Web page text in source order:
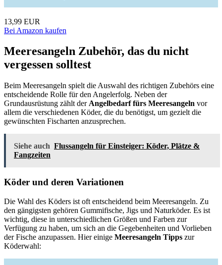
13,99 EUR
Bei Amazon kaufen
Meeresangeln Zubehör, das du nicht
vergessen solltest
Beim Meeresangeln spielt die Auswahl des richtigen Zubehörs eine
entscheidende Rolle für den Angelerfolg. Neben der
Grundausrüstung zählt der Angelbedarf fürs Meeresangeln vor
allem die verschiedenen Köder, die du benötigst, um gezielt die
gewünschten Fischarten anzusprechen.
Siehe auch Flussangeln für Einsteiger: Köder, Plätze &
Fangzeiten
Köder und deren Variationen
Die Wahl des Köders ist oft entscheidend beim Meeresangeln. Zu
den gängigsten gehören Gummifische, Jigs und Naturköder. Es ist
wichtig, diese in unterschiedlichen Größen und Farben zur
Verfügung zu haben, um sich an die Gegebenheiten und Vorlieben
der Fische anzupassen. Hier einige Meeresangeln Tipps zur
Köderwahl: